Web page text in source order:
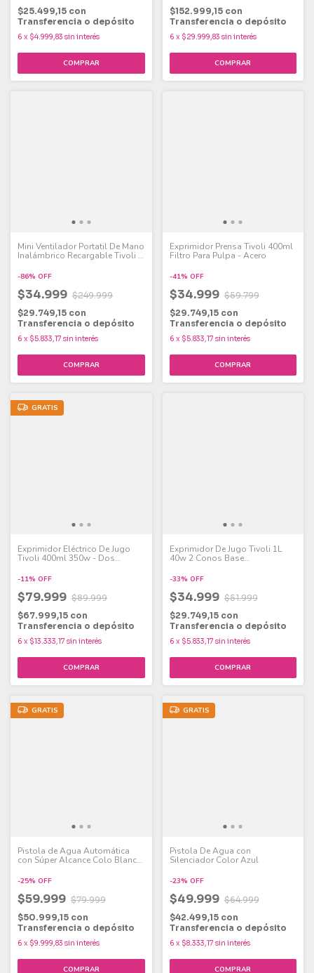
$25.499,15 con
Transferencia o depósito
6 x $4.999,83 sin interés
$152.999,15 con
Transferencia o depósito
6 x $29.999,83 sin interés
Mini Ventilador Portatil De Mano
Inalámbrico Recargable Tivoli 5
40mm
-86% OFF
$34.999 $249.999
$29.749,15 con
Transferencia o depósito
6 x $5.833,17 sin interés
Exprimidor Prensa Tivoli 400ml
Filtro Para Pulpa - Acero
-41% OFF
$34.999 $59.799
$29.749,15 con
Transferencia o depósito
6 x $5.833,17 sin interés
GRATIS
Exprimidor Eléctrico De Jugo
Tivoli 400ml 350w - Dos
-11% OFF
$79.999 $89.999
$67.999,15 con
Transferencia o depósito
6 x $13.333,17 sin interés
Exprimidor De Jugo Tivoli 1L
40w 2 Conos Base
-33% OFF
$34.999 $51.999
$29.749,15 con
Transferencia o depósito
6 x $5.833,17 sin interés
GRATIS
Pistola de Agua Automática
con Súper Alcance Colo Blanco
-25% OFF
$59.999 $79.999
$50.999,15 con
Transferencia o depósito
6 x $9.999,83 sin interés
GRATIS
Pistola De Agua con
Silenciador Color Azul
-23% OFF
$49.999 $64.999
$42.499,15 con
Transferencia o depósito
6 x $8.333,17 sin interés